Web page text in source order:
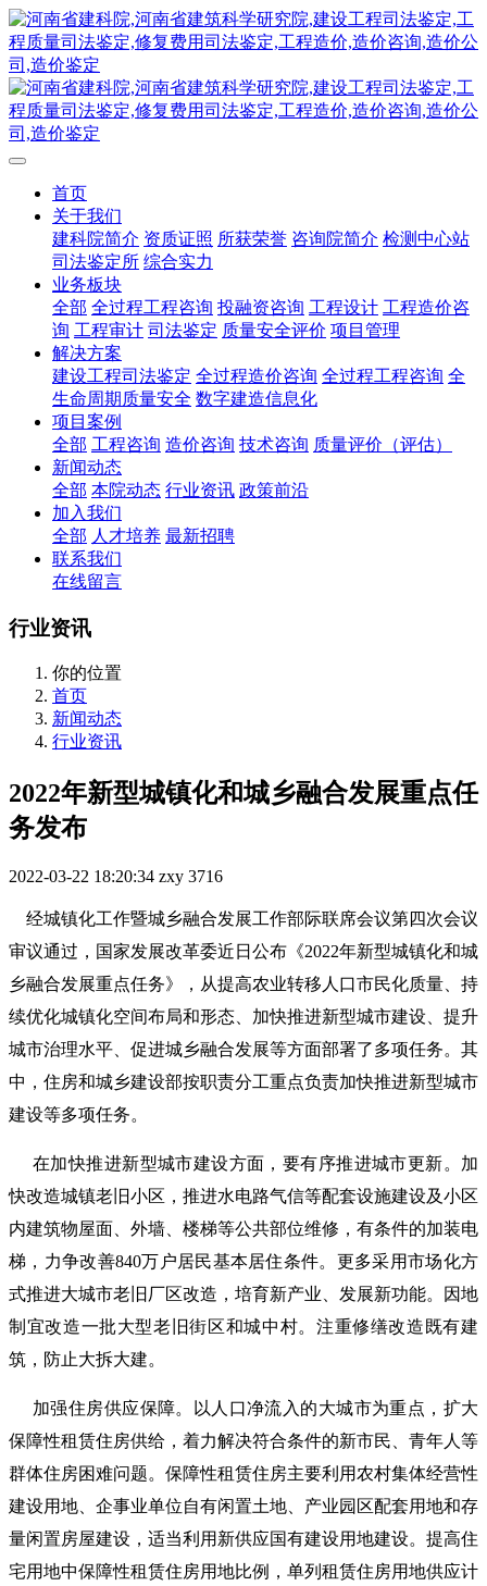
首页
关于我们
建科院简介 资质证照 所获荣誉 咨询院简介 检测中心站
司法鉴定所 综合实力
业务板块
全部 全过程工程咨询 投融资咨询 工程设计 工程造价咨
询 工程审计 司法鉴定 质量安全评价 项目管理
解决方案
建设工程司法鉴定 全过程造价咨询 全过程工程咨询 全
生命周期质量安全 数字建造信息化
项目案例
全部 工程咨询 造价咨询 技术咨询 质量评价（评估）
新闻动态
全部 本院动态 行业资讯 政策前沿
加入我们
全部 人才培养 最新招聘
联系我们
在线留言
行业资讯
你的位置
首页
新闻动态
行业资讯
2022年新型城镇化和城乡融合发展重点任
务发布
2022-03-22 18:20:34 zxy 3716
经城镇化工作暨城乡融合发展工作部际联席会议第四次会议
审议通过，国家发展改革委近日公布《2022年新型城镇化和城
乡融合发展重点任务》，从提高农业转移人口市民化质量、持
续优化城镇化空间布局和形态、加快推进新型城市建设、提升
城市治理水平、促进城乡融合发展等方面部署了多项任务。其
中，住房和城乡建设部按职责分工重点负责加快推进新型城市
建设等多项任务。
在加快推进新型城市建设方面，要有序推进城市更新。加
快改造城镇老旧小区，推进水电路气信等配套设施建设及小区
内建筑物屋面、外墙、楼梯等公共部位维修，有条件的加装电
梯，力争改善840万户居民基本居住条件。更多采用市场化方
式推进大城市老旧厂区改造，培育新产业、发展新功能。因地
制宜改造一批大型老旧街区和城中村。注重修缮改造既有建
筑，防止大拆大建。
加强住房供应保障。以人口净流入的大城市为重点，扩大
保障性租赁住房供给，着力解决符合条件的新市民、青年人等
群体住房困难问题。保障性租赁住房主要利用农村集体经营性
建设用地、企事业单位自有闲置土地、产业园区配套用地和存
量闲置房屋建设，适当利用新供应国有建设用地建设。提高住
宅用地中保障性租赁住房用地比例，单列租赁住房用地供应计